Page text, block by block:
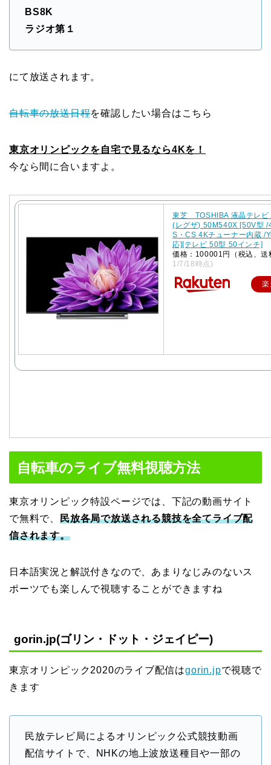
BS8K
ラジオ第１
にて放送されます。
自転車の放送日程を確認したい場合はこちら
東京オリンピックを自宅で見るなら4Kを！
今なら間に合いますよ。
東芝 TOSHIBA 液晶テレビ
(レグザ) 50M540X [50V型 /
S・CS 4Kチューナー内蔵 /
応][テレビ 50型 50インチ]
価格：100001円（税込、
1/7/18時点)
自転車のライブ無料視聴方法
東京オリンピック特設ページでは、下記の動画サイト
で無料で、 民放各局で放送される競技を全てライブ配
信されます。
日本語実況と解説付きなので、あまりなじみのないス
ポーツでも楽しんで視聴することができますね
gorin.jp(ゴリン・ドット・ジェイピー)
東京オリンピック2020のライブ配信はgorin.jpで視聴で
きます
民放テレビ局によるオリンピック公式競技動画
配信サイトで、NHKの地上波放送種目や一部の